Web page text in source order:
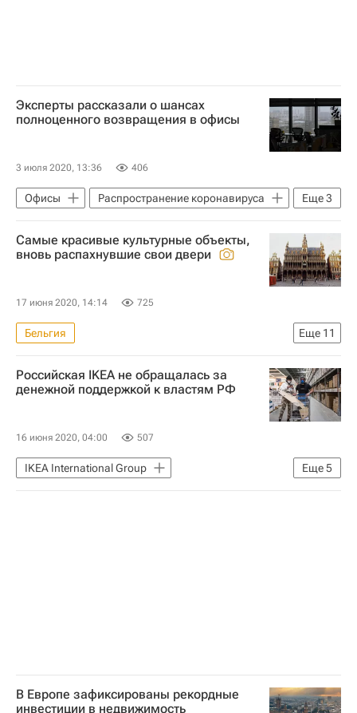
Эксперты рассказали о шансах
полноценного возвращения в офисы
3 июля 2020, 13:36 406
Еще3
Офисы
Распространение коронавируса
Коммерческая недвижимость
Коронавирус COVID-19
Самые красивые культурные объекты,
вновь распахнувшие свои двери
17 июня 2020, 14:14 725
Еще 11
Бельгия
Мультимедиа – РИА Недвижимость
Испания
Ватикан
Камбоджа
Архитектура
Туризм
ВДНХ
Российская IKEA не обращалась за
денежной поддержкой к властям РФ
16 июня 2020, 04:00 507
Еще5
IKEA International Group
Коммерческая недвижимость
В Европе зафиксированы рекордные
инвестиции в недвижимость